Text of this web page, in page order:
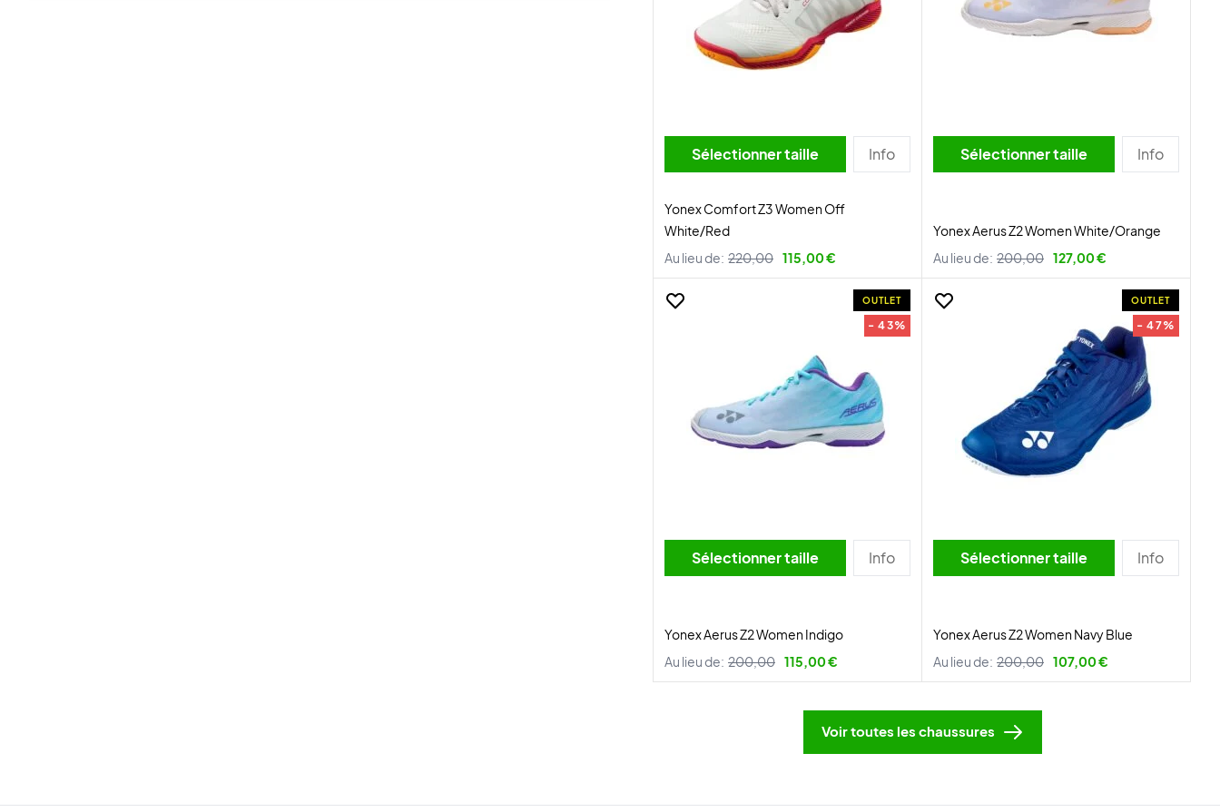
Sélectionner taille Info
Yonex Comfort Z3 Women Off
White/Red
Au lieu de: 220,00 115,00 €
Sélectionner taille Info
Yonex Aerus Z2 Women White/Orange
Au lieu de: 200,00 127,00 €
OUTLET
- 43%
Sélectionner taille Info
Yonex Aerus Z2 Women Indigo
Au lieu de: 200,00 115,00 €
OUTLET
- 47%
Sélectionner taille Info
Yonex Aerus Z2 Women Navy Blue
Au lieu de: 200,00 107,00 €
Voir toutes les chaussures